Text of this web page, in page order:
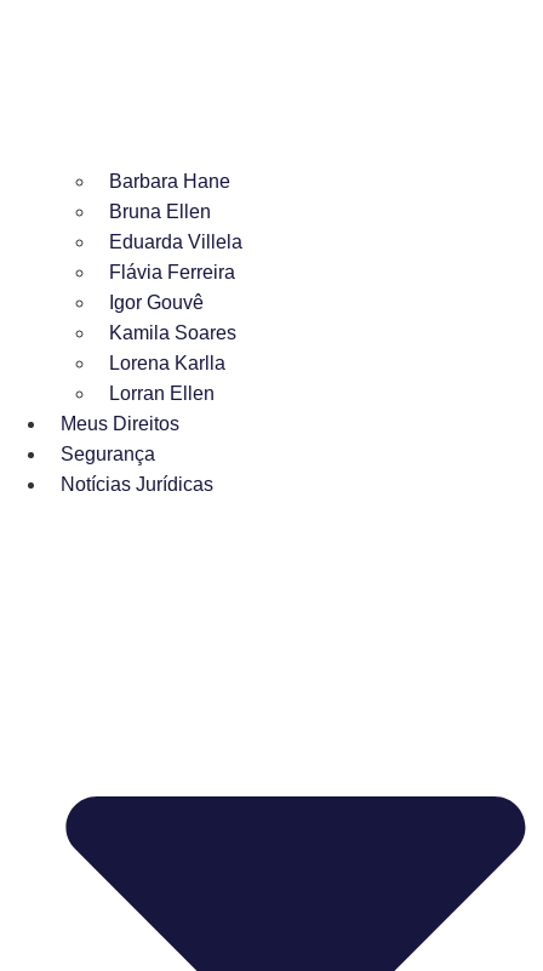
Barbara Hane
Bruna Ellen
Eduarda Villela
Flávia Ferreira
Igor Gouvê
Kamila Soares
Lorena Karlla
Lorran Ellen
Meus Direitos
Segurança
Notícias Jurídicas